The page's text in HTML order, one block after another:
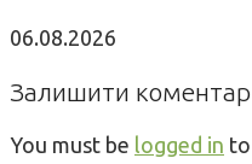
06.08.2026
Залишити коментар
You must be logged in